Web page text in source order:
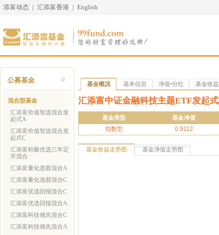
添富动态 | 汇添富香港 | English
公募基金
混合型基金
汇添富价值智选混合发
起式A
汇添富价值智选混合发
起式C
汇添富积极优选三年定
开混合
汇添富量化选股混合A
汇添富量化选股混合C
汇添富优选回报混合C
汇添富优选回报混合A
汇添富科技领先混合C
汇添富科技领先混合A
基金概况 基本信息 净值•分红 基金收益
汇添富中证金融科技主题ETF发起
基金类型
基金净值
指数型
0.9112
基金收益走势图 基金净值走势图